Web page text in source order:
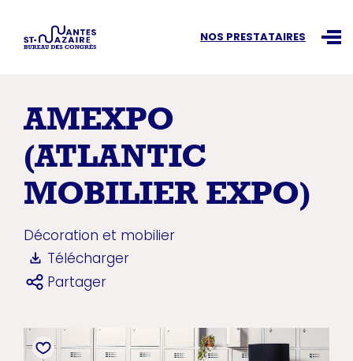
NOS PRESTATAIRES
AMEXPO
(ATLANTIC
MOBILIER EXPO)
Décoration et mobilier
Télécharger
Partager